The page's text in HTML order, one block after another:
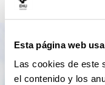
Esta página web
Las cookies de este
el contenido y los